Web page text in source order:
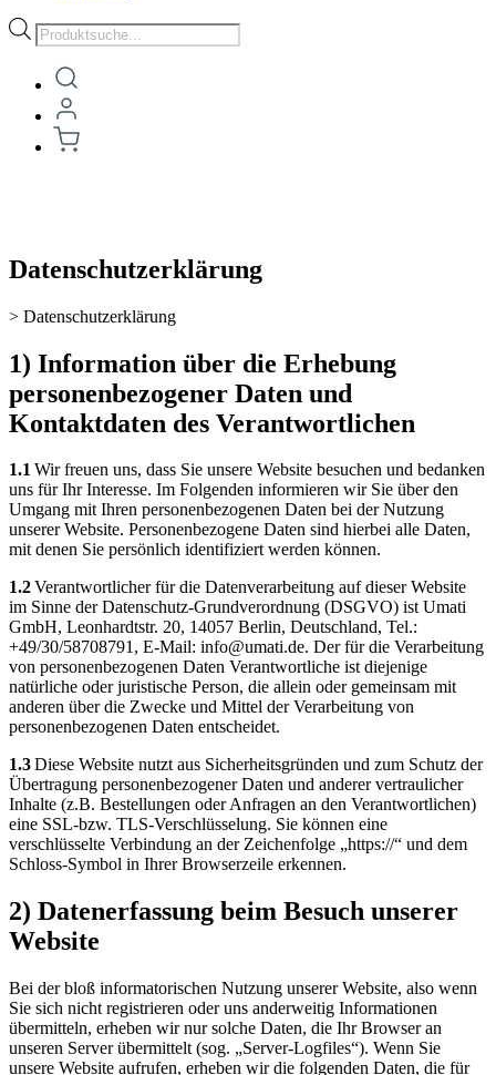
Products
search
Datenschutzerklärung
> Datenschutzerklärung
1) Information über die Erhebung
personenbezogener Daten und
Kontaktdaten des Verantwortlichen
1.1Wir freuen uns, dass Sie unsere Website besuchen und bedanken
uns für Ihr Interesse. Im Folgenden informieren wir Sie über den
Umgang mit Ihren personenbezogenen Daten bei der Nutzung
unserer Website. Personenbezogene Daten sind hierbei alle Daten,
mit denen Sie persönlich identifiziert werden können.
1.2Verantwortlicher für die Datenverarbeitung auf dieser Website
im Sinne der Datenschutz-Grundverordnung (DSGVO) ist Umati
GmbH, Leonhardtstr. 20, 14057 Berlin, Deutschland, Tel.:
+49/30/58708791, E-Mail: info@umati.de. Der für die Verarbeitung
von personenbezogenen Daten Verantwortliche ist diejenige
natürliche oder juristische Person, die allein oder gemeinsam mit
anderen über die Zwecke und Mittel der Verarbeitung von
personenbezogenen Daten entscheidet.
1.3Diese Website nutzt aus Sicherheitsgründen und zum Schutz der
Übertragung personenbezogener Daten und anderer vertraulicher
Inhalte (z.B. Bestellungen oder Anfragen an den Verantwortlichen)
eine SSL-bzw. TLS-Verschlüsselung. Sie können eine
verschlüsselte Verbindung an der Zeichenfolge „https://“ und dem
Schloss-Symbol in Ihrer Browserzeile erkennen.
2) Datenerfassung beim Besuch unserer
Website
Bei der bloß informatorischen Nutzung unserer Website, also wenn
Sie sich nicht registrieren oder uns anderweitig Informationen
übermitteln, erheben wir nur solche Daten, die Ihr Browser an
unseren Server übermittelt (sog. „Server-Logfiles“). Wenn Sie
unsere Website aufrufen, erheben wir die folgenden Daten, die für